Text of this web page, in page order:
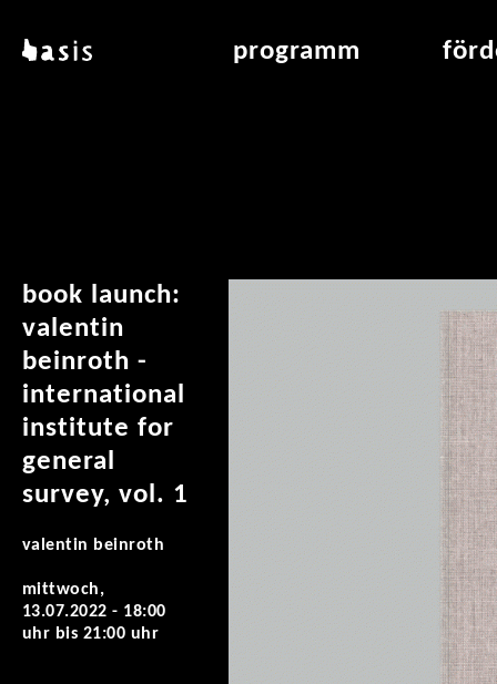
basis programm
book launch:
valentin
beinroth -
international
institute for
general
survey, vol. 1
valentin beinroth
mittwoch,
13.07.2022 - 18:00
uhr bis 21:00 uhr